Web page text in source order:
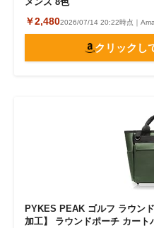
￥2,4802026/07/14 20:22時点｜
クリックし
PYKES PEAK ゴルフ ラウン
加工】 ラウンドポーチ カート